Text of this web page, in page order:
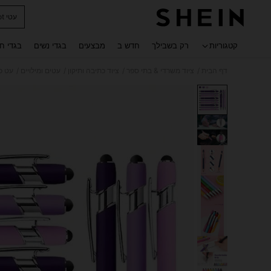
עטי pilot
קטגוריות רק בשבילך חדש ב מבצעים בגדי נשים בגדי